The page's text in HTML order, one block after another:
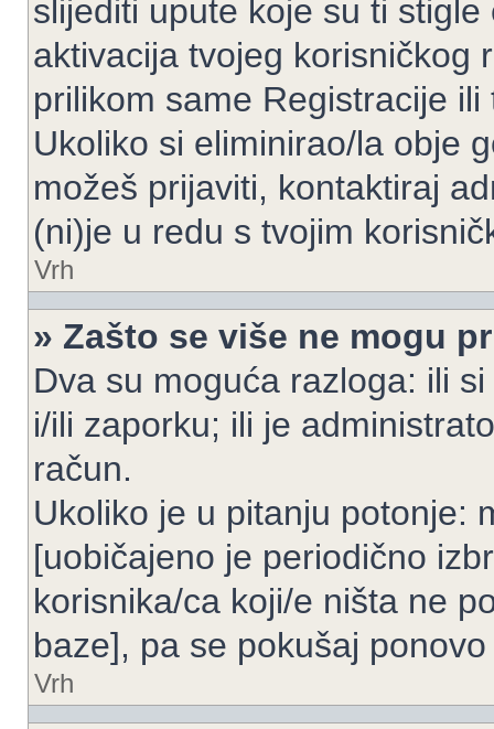
slijediti upute koje su ti
aktivacija tvojeg korisničkog
prilikom same Registracije
Ukoliko si eliminirao/la obje
možeš prijaviti, kontaktiraj
(ni)je u redu s tvojim
Vrh
» Zašto se više ne mogu
Dva su moguća razloga: ili
i/ili zaporku; ili je
račun.
Ukoliko je u pitanju potonje:
[uobičajeno je periodično
korisnika/ca koji/e ništa ne
baze], pa se pokušaj
Vrh